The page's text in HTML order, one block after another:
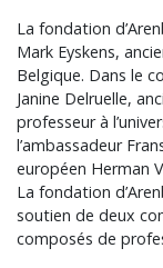
La fondation
Mark Eyskens,
Belgique. Dans le
Janine Delruelle,
professeur à
l’ambassadeur
européen Herman
La fondation
soutien de deux
composés de